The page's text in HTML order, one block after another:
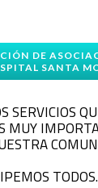
DE
SANTA
SERVICIOS
MUY
TODOS.